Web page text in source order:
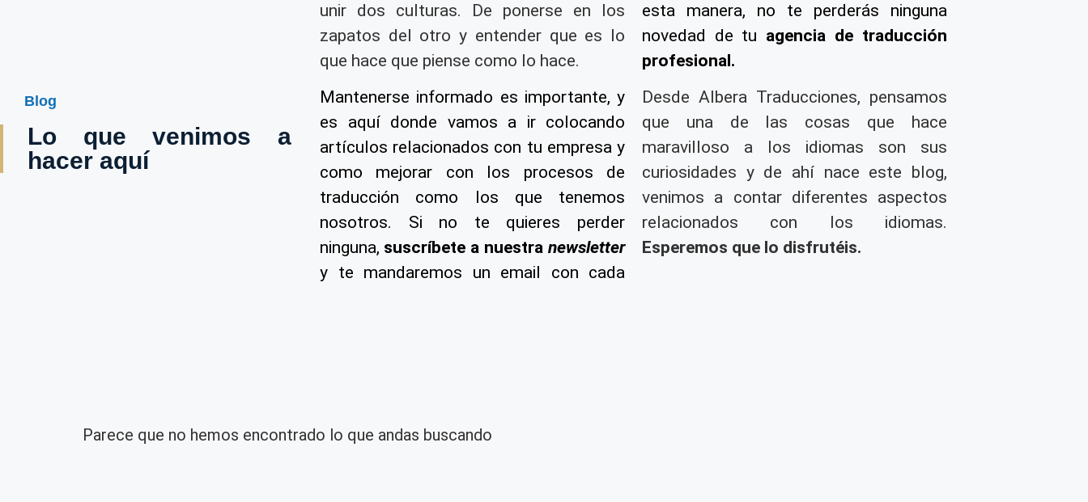
Blog
Lo que venimos a
hacer aquí
unir dos culturas. De ponerse en los
zapatos del otro y entender que es lo
que hace que piense como lo hace.
Mantenerse informado es importante, y
es aquí donde vamos a ir colocando
artículos relacionados con tu empresa y
como mejorar con los procesos de
traducción como los que tenemos
nosotros. Si no te quieres perder
ninguna, suscríbete a nuestra newsletter
y te mandaremos un email con cada
esta manera, no te perderás ninguna
novedad de tu agencia de traducción
profesional.
Desde Albera Traducciones, pensamos
que una de las cosas que hace
maravilloso a los idiomas son sus
curiosidades y de ahí nace este blog,
venimos a contar diferentes aspectos
relacionados con los idiomas.
Esperemos que lo disfrutéis.
Parece que no hemos encontrado lo que andas buscando